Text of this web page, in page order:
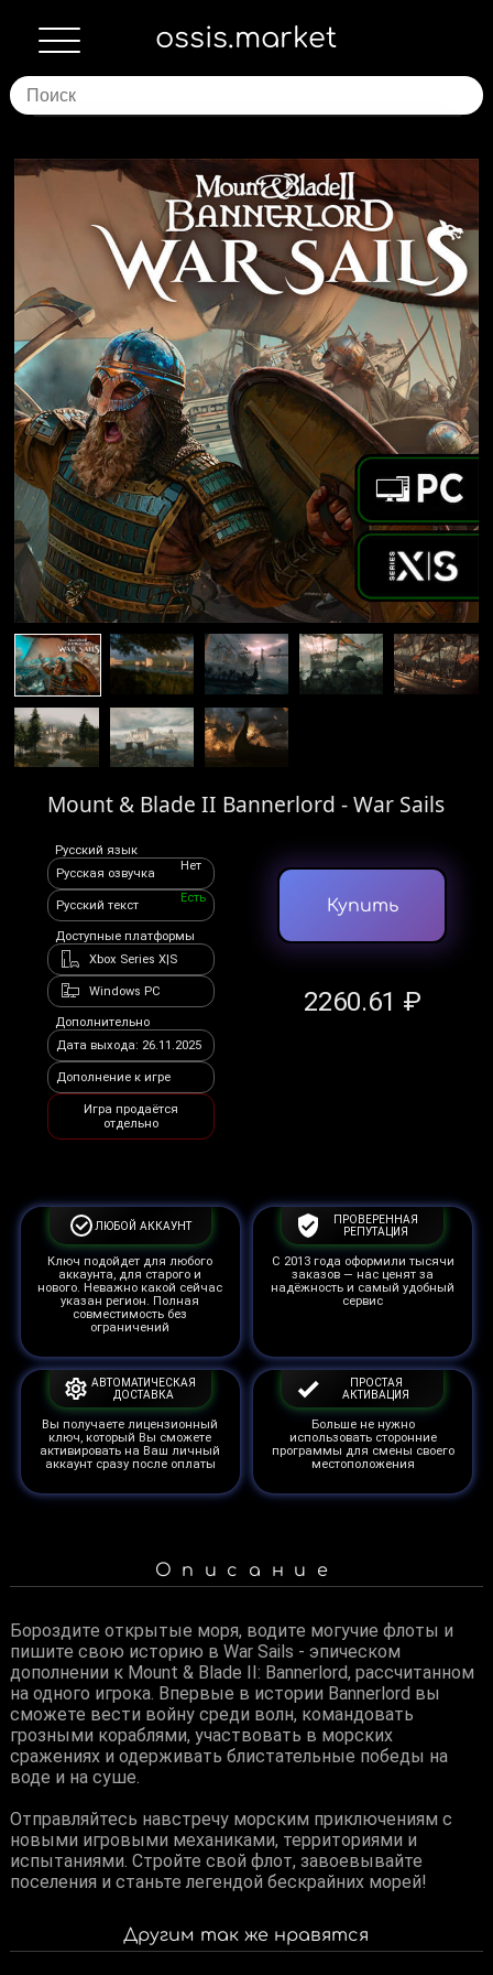
ossis.market
Mount & Blade II Bannerlord - War Sails
Русский язык
Русская озвучка
Нет
Русский текст
Есть
Доступные платформы
Xbox Series X|S
Windows PC
Дополнительно
Дата выхода: 26.11.2025
Дополнение к игре
Игра продаётся
отдельно
Купить
2260.61 ₽
ЛЮБОЙ АККАУНТ
Ключ подойдет для любого
аккаунта, для старого и
нового. Неважно какой сейчас
указан регион. Полная
совместимость без
ограничений
ПРОВЕРЕННАЯ
РЕПУТАЦИЯ
С 2013 года оформили тысячи
заказов — нас ценят за
надёжность и самый удобный
сервис
АВТОМАТИЧЕСКАЯ
ДОСТАВКА
Вы получаете лицензионный
ключ, который Вы сможете
активировать на Ваш личный
аккаунт сразу после оплаты
ПРОСТАЯ
АКТИВАЦИЯ
Больше не нужно
использовать сторонние
программы для смены своего
местоположения
Описание
Бороздите открытые моря, водите могучие флоты и
пишите свою историю в War Sails - эпическом
дополнении к Mount & Blade II: Bannerlord, рассчитанном
на одного игрока. Впервые в истории Bannerlord вы
сможете вести войну среди волн, командовать
грозными кораблями, участвовать в морских
сражениях и одерживать блистательные победы на
воде и на суше.
Отправляйтесь навстречу морским приключениям с
новыми игровыми механиками, территориями и
испытаниями. Стройте свой флот, завоевывайте
поселения и станьте легендой бескрайних морей!
Другим так же нравятся